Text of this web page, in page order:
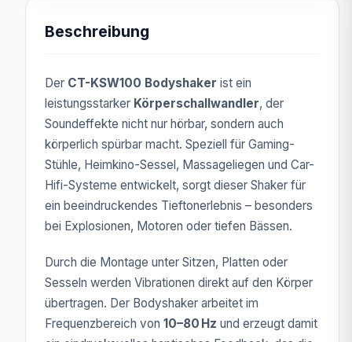
Beschreibung
Der CT-KSW100 Bodyshaker ist ein
leistungsstarker Körperschallwandler, der
Soundeffekte nicht nur hörbar, sondern auch
körperlich spürbar macht. Speziell für Gaming-
Stühle, Heimkino-Sessel, Massageliegen und Car-
Hifi-Systeme entwickelt, sorgt dieser Shaker für
ein beeindruckendes Tieftonerlebnis – besonders
bei Explosionen, Motoren oder tiefen Bässen.
Durch die Montage unter Sitzen, Platten oder
Sesseln werden Vibrationen direkt auf den Körper
übertragen. Der Bodyshaker arbeitet im
Frequenzbereich von 10–80 Hz und erzeugt damit